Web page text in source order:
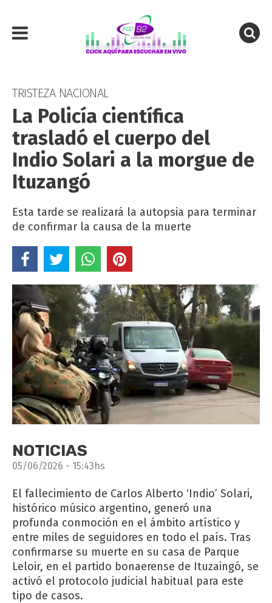
TRISTEZA NACIONAL
La Policía científica
trasladó el cuerpo del
Indio Solari a la morgue de
Ituzangó
Esta tarde se realizará la autopsia para terminar
de confirmar la causa de la muerte
NOTICIAS
05/06/2026 - 15:43hs
El fallecimiento de Carlos Alberto ‘Indio’ Solari,
histórico músico argentino, generó una
profunda conmoción en el ámbito artístico y
entre miles de seguidores en todo el país. Tras
confirmarse su muerte en su casa de Parque
Leloir, en el partido bonaerense de Ituzaingó, se
activó el protocolo judicial habitual para este
tipo de casos.